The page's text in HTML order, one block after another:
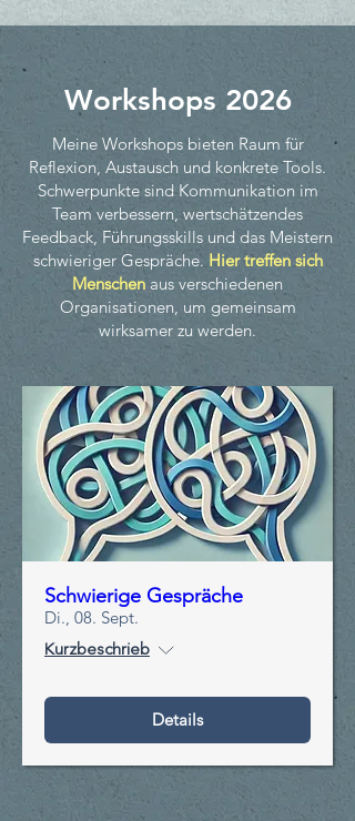
Workshops 2026
Meine Workshops bieten Raum für
Reflexion, Austausch und konkrete Tools.
Schwerpunkte sind Kommunikation im
Team verbessern, wertschätzendes
Feedback, Führungsskills und das Meistern
schwieriger Gespräche. Hier treffen sich
Menschen aus verschiedenen
Organisationen, um gemeinsam
wirksamer zu werden.
Schwierige Gespräche
Di., 08. Sept.
Kurzbeschrieb
Details